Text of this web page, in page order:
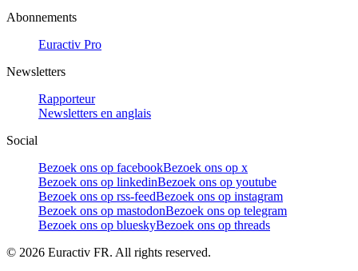
Abonnements
Euractiv Pro
Newsletters
Rapporteur
Newsletters en anglais
Social
Bezoek ons op facebookBezoek ons op x
Bezoek ons op linkedinBezoek ons op youtube
Bezoek ons op rss-feedBezoek ons op instagram
Bezoek ons op mastodonBezoek ons op telegram
Bezoek ons op blueskyBezoek ons op threads
© 2026 Euractiv FR. All rights reserved.